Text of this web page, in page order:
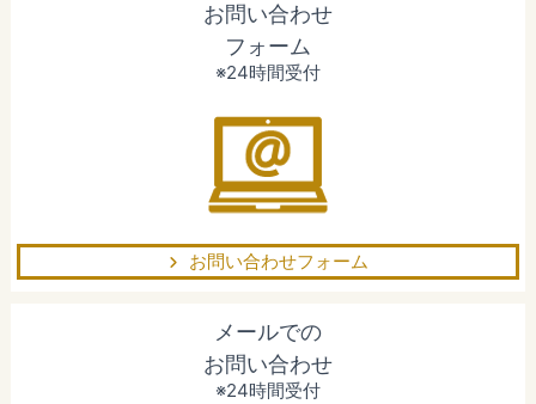
お問い合わせ
フォーム
※24時間受付
お問い合わせフォーム
メールでの
お問い合わせ
※24時間受付